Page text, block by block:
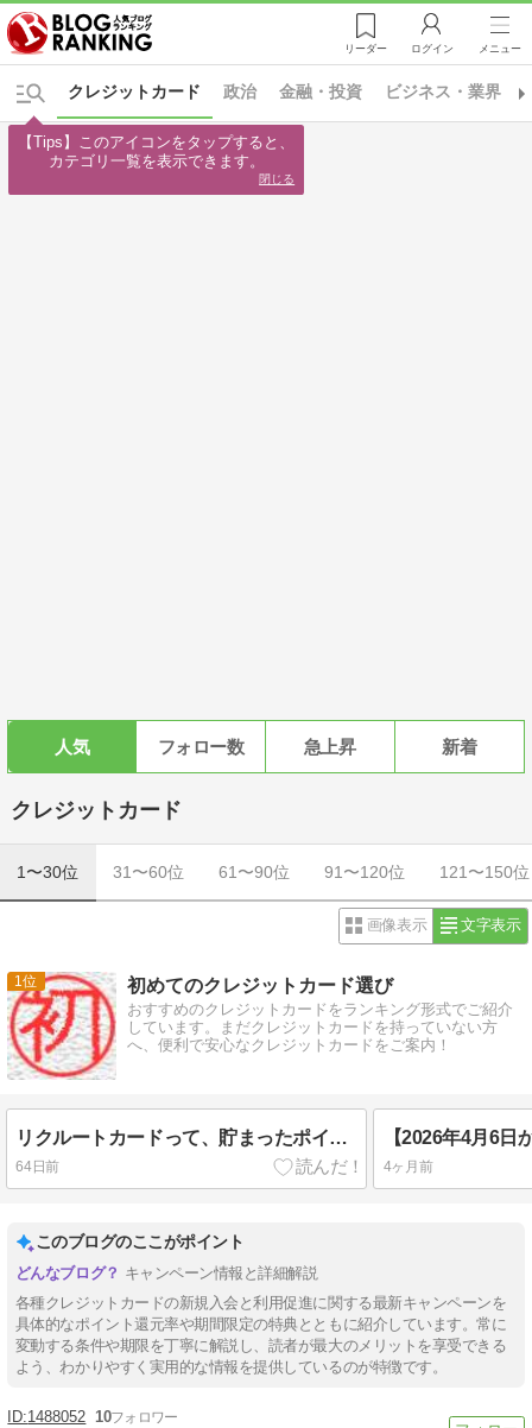
リーダー ログイン メニュー
政治 金融・投資 ビジネス・業界
クレジットカード
人気 フォロー数 急上昇 新着
クレジットカード
1〜30位 31〜60位 61〜90位 91〜120位 121〜150位
画像表示 文字表示
1 初めてのクレジットカード選び
おすすめのクレジットカードをランキング形式でご紹介
しています。まだクレジットカードを持っていない方
へ、便利で安心なクレジットカードをご案内！
リクルートカードって、貯まったポイントの使い道が豊富だから好き❣
64日前 4ヶ月前
このブログのここがポイント
キャンペーン情報と詳細解説
各種クレジットカードの新規入会と利用促進に関する最新キャンペーンを
具体的なポイント還元率や期間限定の特典とともに紹介しています。常に
変動する条件や期限を丁寧に解説し、読者が最大のメリットを享受できる
よう、わかりやすく実用的な情報を提供しているのが特徴です。
1488052 10
【Tips】このアイコンをタップすると、
カテゴリ一覧を表示できます。
閉じる